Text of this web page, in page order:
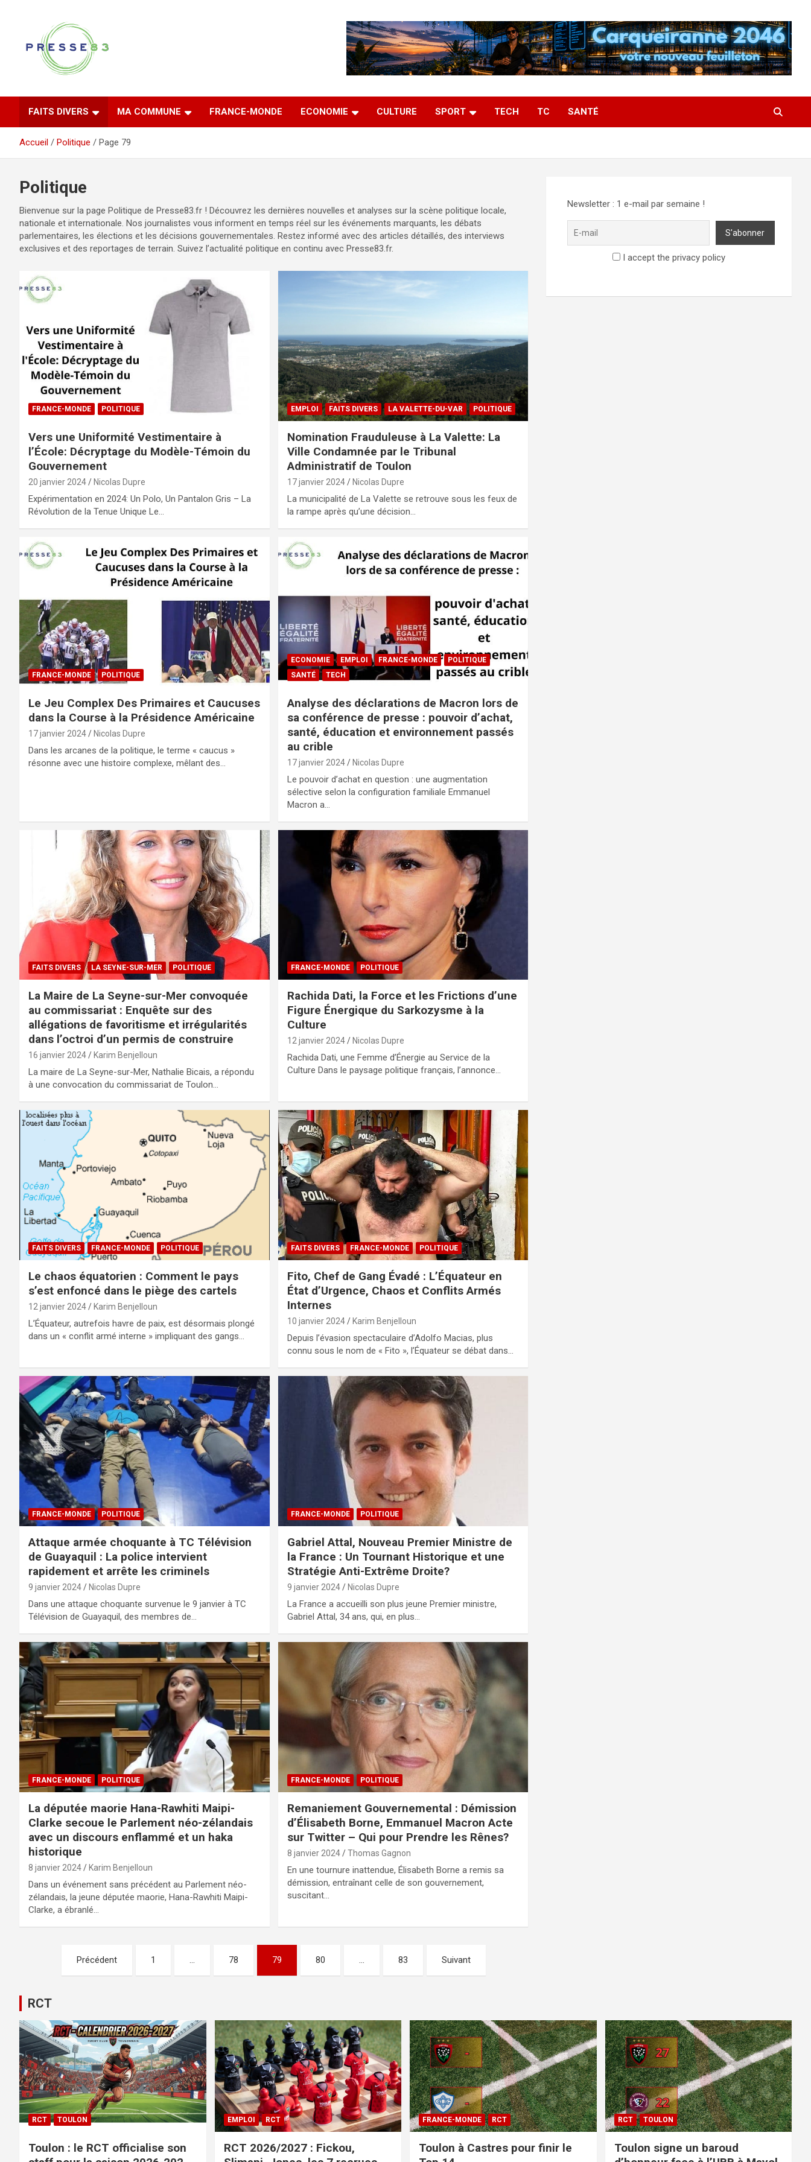
Presse 83
FAITS DIVERS MA COMMUNE FRANCE-MONDE ECONOMIE CULTURE SPORT TECH TC SANTÉ
Accueil Politique Page 79
Politique
Bienvenue sur la page Politique de Presse83.fr ! Découvrez les dernières nouvelles et analyses sur la scène politique locale,
nationale et internationale. Nos journalistes vous informent en temps réel sur les événements marquants, les débats
parlementaires, les élections et les décisions gouvernementales. Restez informé avec des articles détaillés, des interviews
exclusives et des reportages de terrain. Suivez l’actualité politique en continu avec Presse83.fr.
FRANCE-MONDE POLITIQUE
Vers une Uniformité Vestimentaire à
l’École: Décryptage du Modèle-Témoin du
Gouvernement
20 janvier 2024 Nicolas Dupre
Expérimentation en 2024: Un Polo, Un Pantalon Gris – La
Révolution de la Tenue Unique Le…
EMPLOI FAITS DIVERS LA VALETTE-DU-VAR POLITIQUE
Nomination Frauduleuse à La Valette: La
Ville Condamnée par le Tribunal
Administratif de Toulon
17 janvier 2024 Nicolas Dupre
La municipalité de La Valette se retrouve sous les feux de
la rampe après qu’une décision…
FRANCE-MONDE POLITIQUE
Le Jeu Complex Des Primaires et Caucuses
dans la Course à la Présidence Américaine
17 janvier 2024 Nicolas Dupre
Dans les arcanes de la politique, le terme « caucus »
résonne avec une histoire complexe, mêlant des…
ECONOMIE EMPLOI FRANCE-MONDE
POLITIQUE
SANTÉ
TECH
Analyse des déclarations de Macron lors de
sa conférence de presse : pouvoir d’achat,
santé, éducation et environnement passés
au crible
17 janvier 2024 Nicolas Dupre
Le pouvoir d’achat en question : une augmentation
sélective selon la configuration familiale Emmanuel
Macron a…
FAITS DIVERS LA SEYNE-SUR-MER POLITIQUE
La Maire de La Seyne-sur-Mer convoquée
au commissariat : Enquête sur des
allégations de favoritisme et irrégularités
dans l’octroi d’un permis de construire
16 janvier 2024 Karim Benjelloun
La maire de La Seyne-sur-Mer, Nathalie Bicais, a répondu
à une convocation du commissariat de Toulon…
FRANCE-MONDE POLITIQUE
Rachida Dati, la Force et les Frictions d’une
Figure Énergique du Sarkozysme à la
Culture
12 janvier 2024 Nicolas Dupre
Rachida Dati, une Femme d’Énergie au Service de la
Culture Dans le paysage politique français, l’annonce…
FAITS DIVERS FRANCE-MONDE POLITIQUE
Le chaos équatorien : Comment le pays
s’est enfoncé dans le piège des cartels
12 janvier 2024 Karim Benjelloun
L’Équateur, autrefois havre de paix, est désormais plongé
dans un « conflit armé interne » impliquant des gangs…
FAITS DIVERS FRANCE-MONDE POLITIQUE
Fito, Chef de Gang Évadé : L’Équateur en
État d’Urgence, Chaos et Conflits Armés
Internes
10 janvier 2024 Karim Benjelloun
Depuis l’évasion spectaculaire d’Adolfo Macias, plus
connu sous le nom de « Fito », l’Équateur se débat dans…
FRANCE-MONDE POLITIQUE
Attaque armée choquante à TC Télévision
de Guayaquil : La police intervient
rapidement et arrête les criminels
9 janvier 2024 Nicolas Dupre
Dans une attaque choquante survenue le 9 janvier à TC
Télévision de Guayaquil, des membres de…
FRANCE-MONDE POLITIQUE
Gabriel Attal, Nouveau Premier Ministre de
la France : Un Tournant Historique et une
Stratégie Anti-Extrême Droite?
9 janvier 2024 Nicolas Dupre
La France a accueilli son plus jeune Premier ministre,
Gabriel Attal, 34 ans, qui, en plus…
FRANCE-MONDE POLITIQUE
La députée maorie Hana-Rawhiti Maipi-
Clarke secoue le Parlement néo-zélandais
avec un discours enflammé et un haka
historique
8 janvier 2024 Karim Benjelloun
Dans un événement sans précédent au Parlement néo-
zélandais, la jeune députée maorie, Hana-Rawhiti Maipi-
Clarke, a ébranlé…
FRANCE-MONDE POLITIQUE
Remaniement Gouvernemental : Démission
d’Élisabeth Borne, Emmanuel Macron Acte
sur Twitter – Qui pour Prendre les Rênes?
8 janvier 2024 Thomas Gagnon
En une tournure inattendue, Élisabeth Borne a remis sa
démission, entraînant celle de son gouvernement,
suscitant…
Pagination
publications
Précédent 1 … 78 79 80 … 83 Suivant
Newsletter : 1 e-mail par semaine !
I accept the privacy policy
RCT
RCT TOULON
Toulon : le RCT officialise son
EMPLOI RCT
RCT 2026/2027 : Fickou,
FRANCE-MONDE RCT
Toulon à Castres pour finir le
RCT TOULON
Toulon signe un baroud